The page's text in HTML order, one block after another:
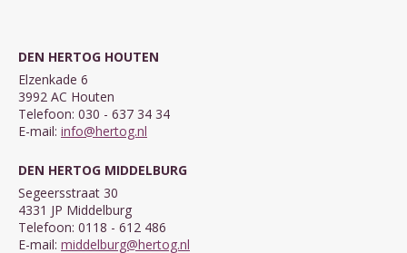
DEN HERTOG HOUTEN
Elzenkade 6
3992 AC Houten
Telefoon: 030 - 637 34 34
E-mail: info@hertog.nl
DEN HERTOG MIDDELBURG
Segeersstraat 30
4331 JP Middelburg
Telefoon: 0118 - 612 486
E-mail: middelburg@hertog.nl